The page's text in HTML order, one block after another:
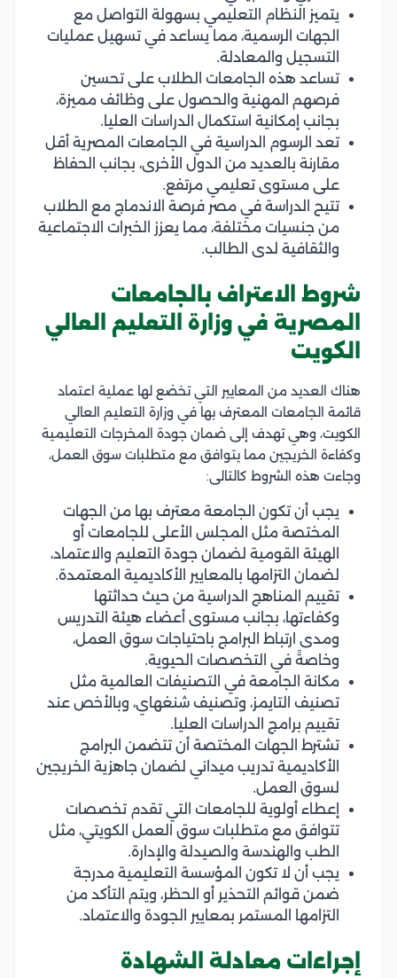
يتميز النظام التعليمي بسهولة التواصل مع
الجهات الرسمية، مما يساعد في تسهيل عمليات
التسجيل والمعادلة.
تساعد هذه الجامعات الطلاب على تحسين
فرصهم المهنية والحصول على وظائف مميزة،
بجانب إمكانية استكمال الدراسات العليا.
تعد الرسوم الدراسية في الجامعات المصرية أقل
مقارنة بالعديد من الدول الأخرى، بجانب الحفاظ
على مستوى تعليمي مرتفع.
تتيح الدراسة في مصر فرصة الاندماج مع الطلاب
من جنسيات مختلفة، مما يعزز الخبرات الاجتماعية
والثقافية لدى الطالب.
شروط الاعتراف بالجامعات
المصرية في وزارة التعليم العالي
الكويت
هناك العديد من المعايير التي تخضع لها عملية اعتماد
قائمة الجامعات المعترف بها في وزارة التعليم العالي
الكويت، وهي تهدف إلى ضمان جودة المخرجات التعليمية
وكفاءة الخريجين مما يتوافق مع متطلبات سوق العمل،
وجاءت هذه الشروط كالتالى:
يجب أن تكون الجامعة معترف بها من الجهات
المختصة مثل المجلس الأعلى للجامعات أو
الهيئة القومية لضمان جودة التعليم والاعتماد،
لضمان التزامها بالمعايير الأكاديمية المعتمدة.
تقييم المناهج الدراسية من حيث حداثتها
وكفاءتها، بجانب مستوى أعضاء هيئة التدريس
ومدى ارتباط البرامج باحتياجات سوق العمل،
وخاصةً في التخصصات الحيوية.
مكانة الجامعة في التصنيفات العالمية مثل
تصنيف التايمز، وتصنيف شنغهاي، وبالأخص عند
تقييم برامج الدراسات العليا.
تشترط الجهات المختصة أن تتضمن البرامج
الأكاديمية تدريب ميداني لضمان جاهزية الخريجين
لسوق العمل.
إعطاء أولوية للجامعات التي تقدم تخصصات
تتوافق مع متطلبات سوق العمل الكويتي، مثل
الطب والهندسة والصيدلة والإدارة.
يجب أن لا تكون المؤسسة التعليمية مدرجة
ضمن قوائم التحذير أو الحظر، ويتم التأكد من
التزامها المستمر بمعايير الجودة والاعتماد.
إجراءات معادلة الشهادة